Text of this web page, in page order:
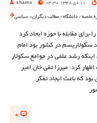
shams 11 دی 1348, 03:30
علمیه /دانشگاه /مطالب دیگران- سیاسی
برای مقابله با حوزه ایجاد کرد
سکولاریسم در کشور بود امام
اینکه رشد علمی در جوامع سکولار
کرد: میرزا تقی خان امیر
بود که باعث ایجاد تفکر
0